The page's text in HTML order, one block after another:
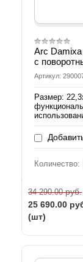
Arc
с
Артикул:
Размер:
Количество:
34 290.00руб.
25 690.00
(шт)